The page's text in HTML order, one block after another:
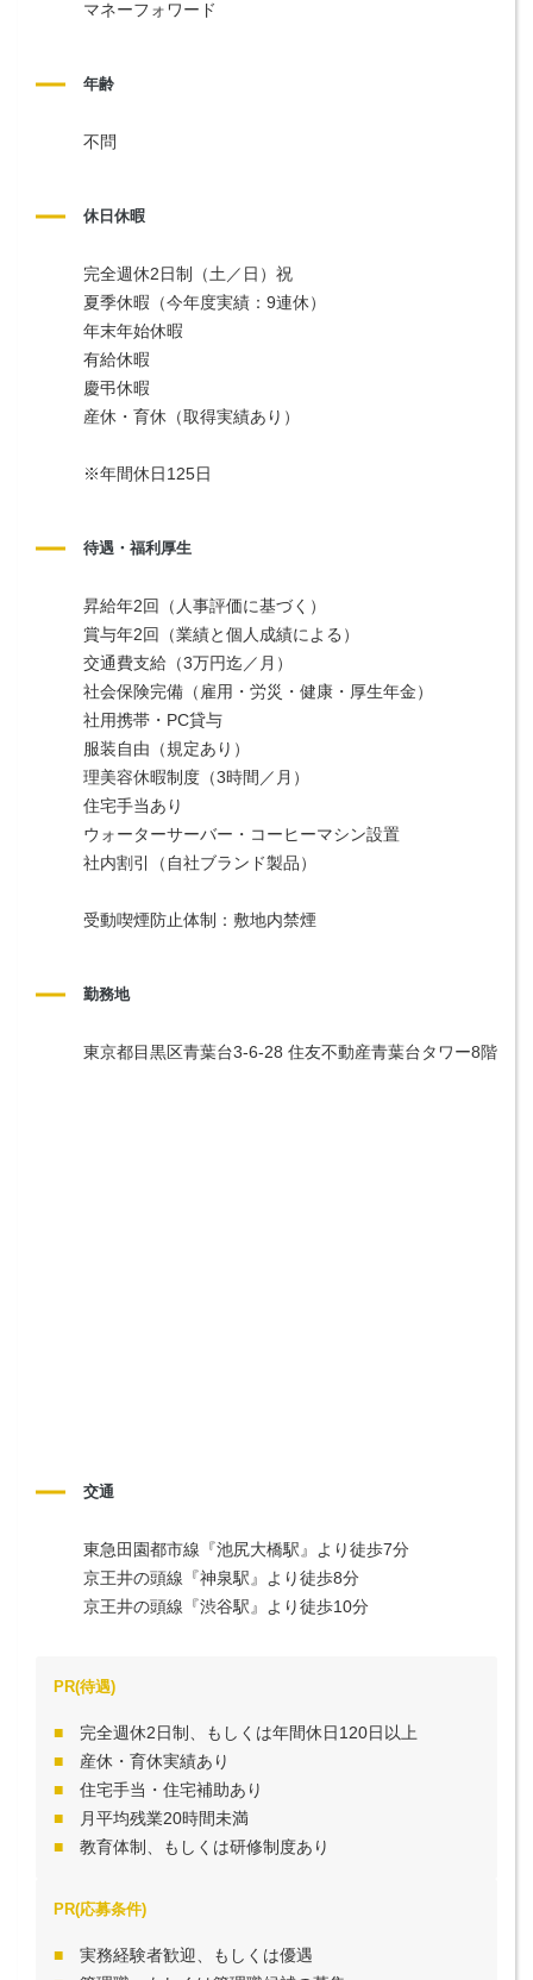
マネーフォワード
年齢
不問
休日休暇
完全週休2日制（土／日）祝
夏季休暇（今年度実績：9連休）
年末年始休暇
有給休暇
慶弔休暇
産休・育休（取得実績あり）
※年間休日125日
待遇・福利厚生
昇給年2回（人事評価に基づく）
賞与年2回（業績と個人成績による）
交通費支給（3万円迄／月）
社会保険完備（雇用・労災・健康・厚生年金）
社用携帯・PC貸与
服装自由（規定あり）
理美容休暇制度（3時間／月）
住宅手当あり
ウォーターサーバー・コーヒーマシン設置
社内割引（自社ブランド製品）
受動喫煙防止体制：敷地内禁煙
勤務地
東京都目黒区青葉台3-6-28 住友不動産青葉台タワー8階
交通
東急田園都市線『池尻大橋駅』より徒歩7分
京王井の頭線『神泉駅』より徒歩8分
京王井の頭線『渋谷駅』より徒歩10分
PR(待遇)
完全週休2日制、もしくは年間休日120日以上
産休・育休実績あり
住宅手当・住宅補助あり
月平均残業20時間未満
教育体制、もしくは研修制度あり
PR(応募条件)
実務経験者歓迎、もしくは優遇